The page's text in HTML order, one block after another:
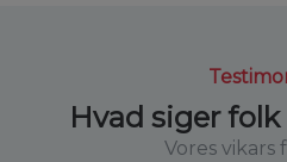
Hvad siger
Vores vikars